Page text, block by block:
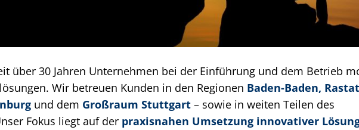
über 30 Jahren Unternehmen bei der Einführung und dem Betrieb
Wir betreuen Kunden in den Regionen Baden-Baden,
und dem Großraum Stuttgart – sowie in weiten Teilen des
Fokus liegt auf der praxisnahen Umsetzung innovativer